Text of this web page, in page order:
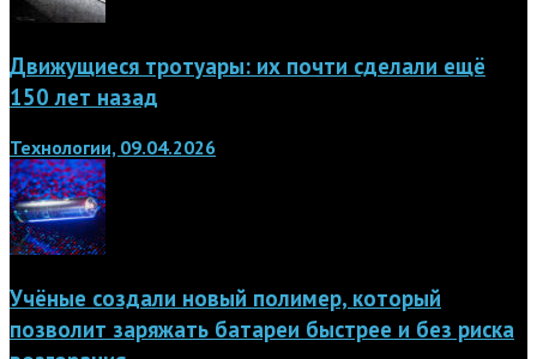
Движущиеся тротуары: их почти сделали ещё
150 лет назад
Технологии, 09.04.2026
Учёные создали новый полимер, который
позволит заряжать батареи быстрее и без риска